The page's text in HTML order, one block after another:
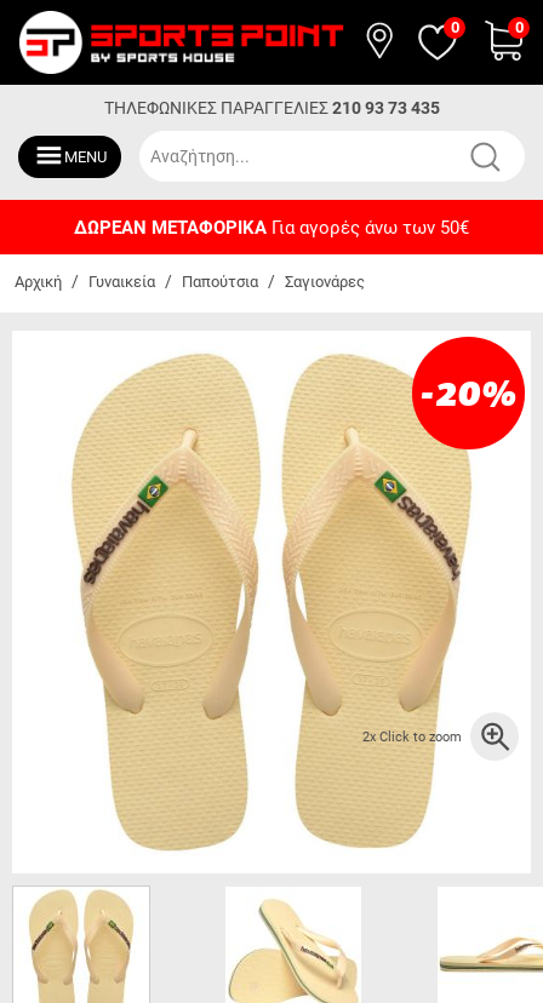
0 0
ΤΗΛΕΦΩΝΙΚΕΣ ΠΑΡΑΓΓΕΛΙΕΣ 210 93 73 435
MENU
ΔΩΡΕΑΝ ΜΕΤΑΦΟΡΙΚΑ Για αγορές άνω των 50€
Αρχική / Γυναικεία / Παπούτσια / Σαγιονάρες
-20%
2x Click to zoom